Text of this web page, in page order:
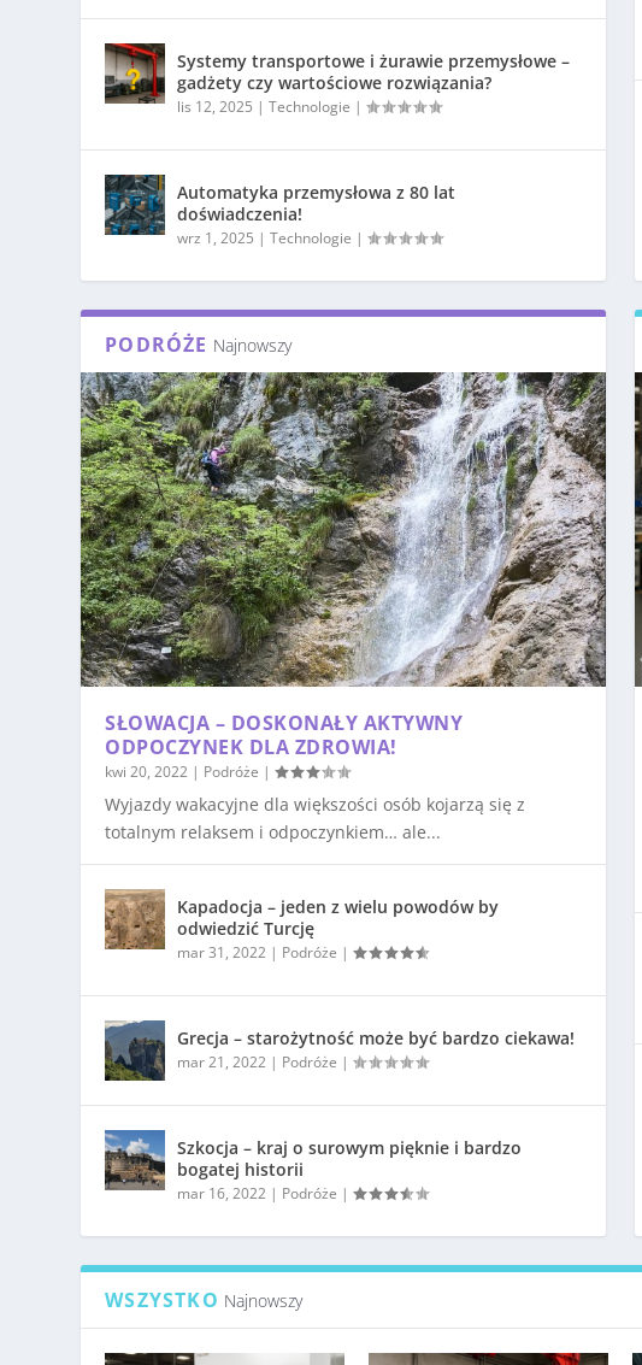
Systemy transportowe i żurawie przemysłowe –
gadżety czy wartościowe rozwiązania?
lis 12, 2025 |Technologie |
Automatyka przemysłowa z 80 lat
doświadczenia!
wrz 1, 2025 |Technologie |
PODRÓŻE Najnowszy
SŁOWACJA – DOSKONAŁY AKTYWNY
ODPOCZYNEK DLA ZDROWIA!
kwi 20, 2022 | Podróże |
Wyjazdy wakacyjne dla większości osób kojarzą się z
totalnym relaksem i odpoczynkiem… ale...
Kapadocja – jeden z wielu powodów by
odwiedzić Turcję
mar 31, 2022 | Podróże |
Grecja – starożytność może być bardzo ciekawa!
mar 21, 2022 | Podróże |
Szkocja – kraj o surowym pięknie i bardzo
bogatej historii
mar 16, 2022 | Podróże |
WSZYSTKO Najnowszy